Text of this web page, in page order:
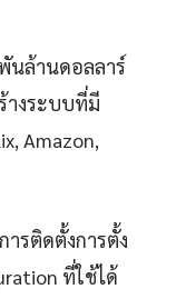
นล้านดอลลาร์
างระบบที่มี
Amazon,
รติดตั้งการตั้ง
ที่ใช้ได้